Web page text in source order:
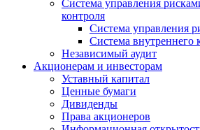
Система управления
контроля
Система управления
Система внутреннего
Независимый аудит
Акционерам и инвесторам
Уставный капитал
Ценные бумаги
Дивиденды
Права акционеров